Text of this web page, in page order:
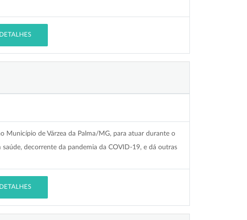
Município de Várzea da Palma/MG, para atuar durante o
decorrente da pandemia da COVID-19, e dá outras